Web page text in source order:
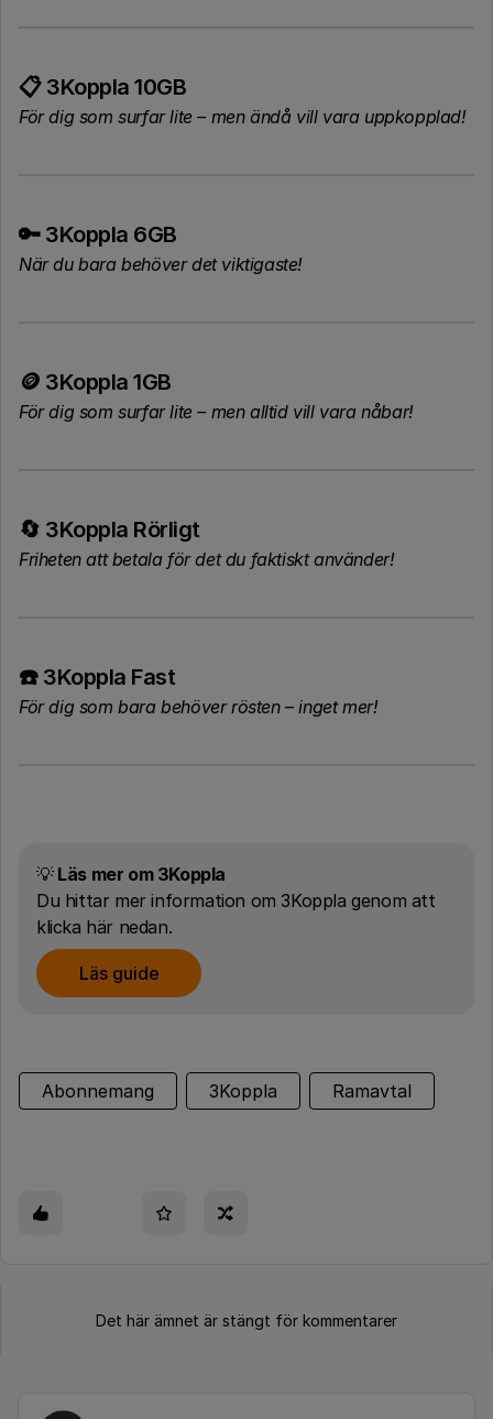
📋 3Koppla 10GB
För dig som surfar lite – men ändå vill vara uppkopplad!
🔑 3Koppla 6GB
När du bara behöver det viktigaste!
🪙 3Koppla 1GB
För dig som surfar lite – men alltid vill vara nåbar!
🔄 3Koppla Rörligt
Friheten att betala för det du faktiskt använder!
☎️ 3Koppla Fast
För dig som bara behöver rösten – inget mer!
💡Läs mer om 3Koppla
Du hittar mer information om 3Koppla genom att
klicka här nedan.
Läs guide
Abonnemang 3Koppla Ramavtal
Det här ämnet är stängt för kommentarer